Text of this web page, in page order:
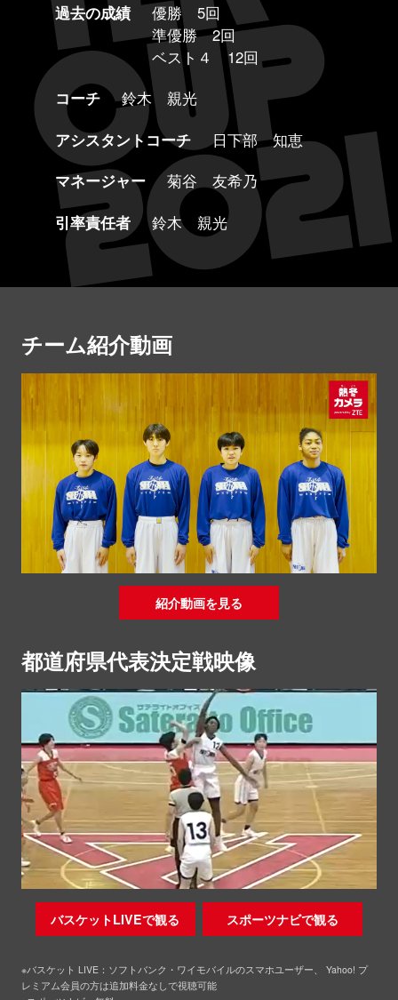
過去の成績
優勝 5回
準優勝 2回
ベスト４ 12回
コーチ
鈴木 親光
アシスタントコーチ
日下部 知恵
マネージャー
菊谷 友希乃
引率責任者
鈴木 親光
チーム紹介動画
紹介動画を見る
都道府県代表決定戦映像
バスケットLIVEで観る スポーツナビで観る
※バスケット LIVE：ソフトバンク・ワイモバイルのスマホユーザー、 Yahoo! プ
レミアム会員の方は追加料金なしで視聴可能